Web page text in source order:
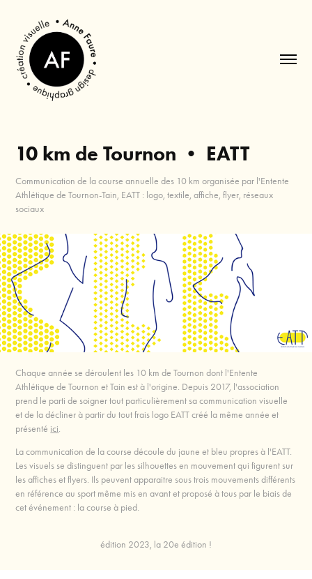
10 km de Tournon • EATT
Communication de la course annuelle des 10 km organisée par l'Entente
Athlétique de Tournon-Tain, EATT : logo, textile, affiche, flyer, réseaux
sociaux
Chaque année se déroulent les 10 km de Tournon dont l'Entente
Athlétique de Tournon et Tain est à l'origine. Depuis 2017, l'association
prend le parti de soigner tout particulièrement sa communication visuelle
et de la décliner à partir du tout frais logo EATT créé la même année et
présenté ici.
La communication de la course découle du jaune et bleu propres à l'EATT.
Les visuels se distinguent par les silhouettes en mouvement qui figurent sur
les affiches et flyers. Ils peuvent apparaitre sous trois mouvements différents
en référence au sport même mis en avant et proposé à tous par le biais de
cet événement : la course à pied.
édition 2023, la 20e édition !